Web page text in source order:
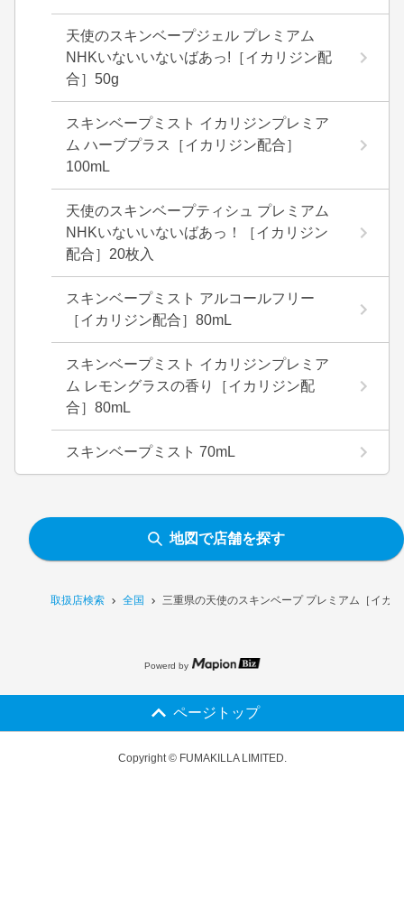
取扱店検索 全国 三重県の天使のスキンベープ プレミアム［イカ
天使のスキンベープジェル プレミアム
NHKいないいないばあっ!［イカリジン配
合］50g
スキンベープミスト イカリジンプレミア
ム ハーブプラス［イカリジン配合］
100mL
天使のスキンベープティシュ プレミアム
NHKいないいないばあっ！［イカリジン
配合］20枚入
スキンベープミスト アルコールフリー
［イカリジン配合］80mL
スキンベープミスト イカリジンプレミア
ム レモングラスの香り［イカリジン配
合］80mL
スキンベープミスト 70mL
地図で店舗を探す
Powerd by
ページトップ
Copyright © FUMAKILLA LIMITED.